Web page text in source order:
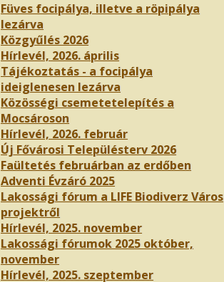
Füves focipálya, illetve a röpipálya
lezárva
Közgyűlés 2026
Hírlevél, 2026. április
Tájékoztatás - a focipálya
ideiglenesen lezárva
Közösségi csemetetelepítés a
Mocsároson
Hírlevél, 2026. február
Új Fővárosi Településterv 2026
Faültetés februárban az erdőben
Adventi Évzáró 2025
Lakossági fórum a LIFE Biodiverz Város
projektről
Hírlevél, 2025. november
Lakossági fórumok 2025 október,
november
Hírlevél, 2025. szeptember